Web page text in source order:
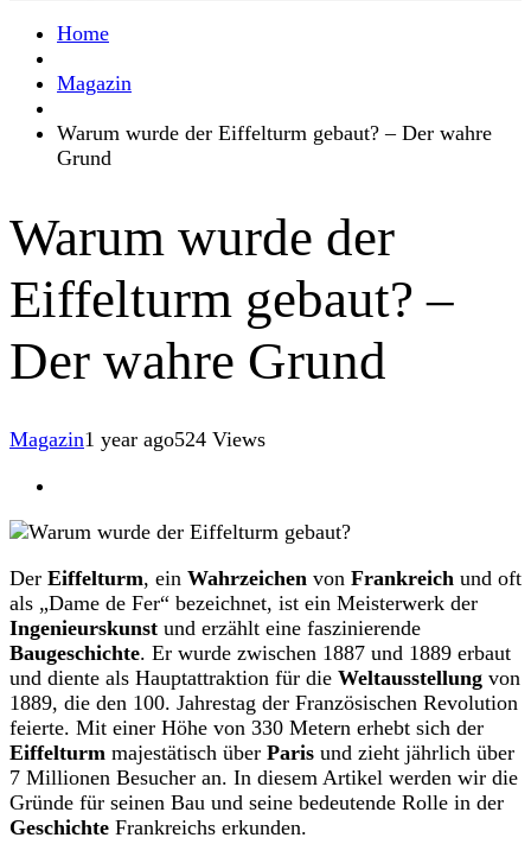
Home
Magazin
Warum wurde der Eiffelturm gebaut? – Der wahre
Grund
Warum wurde der
Eiffelturm gebaut? –
Der wahre Grund
Magazin1 year ago524 Views
Der Eiffelturm, ein Wahrzeichen von Frankreich und oft
als „Dame de Fer“ bezeichnet, ist ein Meisterwerk der
Ingenieurskunst und erzählt eine faszinierende
Baugeschichte. Er wurde zwischen 1887 und 1889 erbaut
und diente als Hauptattraktion für die Weltausstellung von
1889, die den 100. Jahrestag der Französischen Revolution
feierte. Mit einer Höhe von 330 Metern erhebt sich der
Eiffelturm majestätisch über Paris und zieht jährlich über
7 Millionen Besucher an. In diesem Artikel werden wir die
Gründe für seinen Bau und seine bedeutende Rolle in der
Geschichte Frankreichs erkunden.